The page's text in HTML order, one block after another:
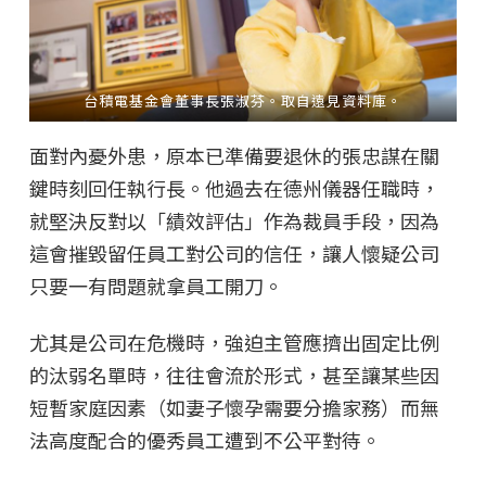
台積電基金會董事長張淑芬。取自遠見資料庫。
面對內憂外患，原本已準備要退休的張忠謀在關
鍵時刻回任執行長。他過去在德州儀器任職時，
就堅決反對以「績效評估」作為裁員手段，因為
這會摧毀留任員工對公司的信任，讓人懷疑公司
只要一有問題就拿員工開刀。
尤其是公司在危機時，強迫主管應擠出固定比例
的汰弱名單時，往往會流於形式，甚至讓某些因
短暫家庭因素（如妻子懷孕需要分擔家務）而無
法高度配合的優秀員工遭到不公平對待。